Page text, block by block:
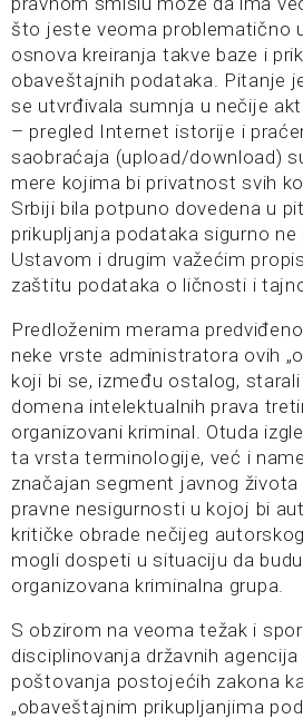
što jeste veoma problematično
osnova kreiranja takve baze i
obaveštajnih podataka. Pitanje
se utvrđivala sumnja u nečije
– pregled Internet istorije i
saobraćaja (upload/download)
mere kojima bi privatnost svih
Srbiji bila potpuno dovedena u
prikupljanja podataka sigurno ne
Ustavom i drugim važećim
zaštitu podataka o ličnosti i
Predloženim merama
neke vrste administratora ovih
koji bi se, između ostalog,
domena intelektualnih prava
organizovani kriminal. Otuda
ta vrsta terminologije, već i
značajan segment javnog
pravne nesigurnosti u kojoj bi
kritičke obrade nečijeg
mogli dospeti u situaciju da
organizovana kriminalna grupa.
S obzirom na veoma težak i
disciplinovanja državnih
poštovanja postojećih zakona
„obaveštajnim prikupljanjima